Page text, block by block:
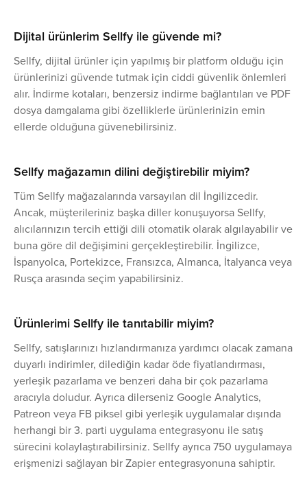
Dijital ürünlerim Sellfy ile güvende mi?
Sellfy, dijital ürünler için yapılmış bir platform olduğu için
ürünlerinizi güvende tutmak için ciddi güvenlik önlemleri
alır. İndirme kotaları, benzersiz indirme bağlantıları ve PDF
dosya damgalama gibi özelliklerle ürünlerinizin emin
ellerde olduğuna güvenebilirsiniz.
Sellfy mağazamın dilini değiştirebilir miyim?
Tüm Sellfy mağazalarında varsayılan dil İngilizcedir.
Ancak, müşterileriniz başka diller konuşuyorsa Sellfy,
alıcılarınızın tercih ettiği dili otomatik olarak algılayabilir ve
buna göre dil değişimini gerçekleştirebilir. İngilizce,
İspanyolca, Portekizce, Fransızca, Almanca, İtalyanca veya
Rusça arasında seçim yapabilirsiniz.
Ürünlerimi Sellfy ile tanıtabilir miyim?
‍‍Sellfy, satışlarınızı hızlandırmanıza yardımcı olacak zamana
duyarlı indirimler, dilediğin kadar öde fiyatlandırması,
yerleşik pazarlama ve benzeri daha bir çok pazarlama
aracıyla doludur. Ayrıca dilerseniz Google Analytics,
Patreon veya FB piksel gibi yerleşik uygulamalar dışında
herhangi bir 3. parti uygulama entegrasyonu ile satış
sürecini kolaylaştırabilirsiniz. Sellfy ayrıca 750 uygulamaya
erişmenizi sağlayan bir Zapier entegrasyonuna sahiptir.